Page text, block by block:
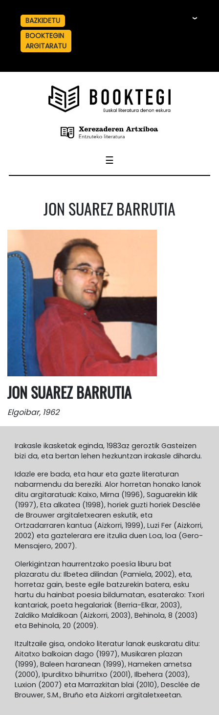
BAZKIDETU
BOOKTEGIN
ARGITARATU
☰
JON SUAREZ BARRUTIA
JON SUAREZ BARRUTIA
Elgoibar, 1962
Irakasle ikasketak eginda, 1983az geroztik Gasteizen
bizi da, eta bertan lehen hezkuntzan irakasle dihardu.
Idazle ere bada, eta haur eta gazte literaturan
nabarmendu da bereziki. Alor horretan honako lanok
ditu argitaratuak: Kaixo, Mirna (1996), Saguarekin klik
(1997), Eta alkatea (1998), horiek guzti horiek Desclée
de Brouwer argitaletxearen eskutik, eta
Ortzadarraren kantua (Aizkorri, 1999), Luzi Fer (Aizkorri,
2002) eta gaztelerara ere itzulia duen Loa, loa (Gero-
Mensajero, 2007).
Olerkigintzan haurrentzako poesía liburu bat
plazaratu du: Ilbetea dilindan (Pamiela, 2002), eta,
horretaz gain, beste egile batzurekin batera, esku
hartu du hainbat poesia bildumatan, esaterako: Txori
kantariak, poeta hegalariak (Berria-Elkar, 2003),
Zaldiko Maldikoan (Aizkorri, 2003), Behinola, 8 (2003)
eta Behinola, 20 (2009).
Itzultzaile gisa, ondoko literatur lanak euskaratu ditu:
Aitatxo balkoian dago (1997), Musikaren plazan
(1999), Baleen haranean (1999), Hameken ametsa
(2000), Ipurditxo bihurritxo (2001), Ilbehera (2003),
Luxion (2007) eta Marrazkitan blai (2010), Desclée de
Brouwer, S.M., Bruño eta Aizkorri argitaletxeetan.